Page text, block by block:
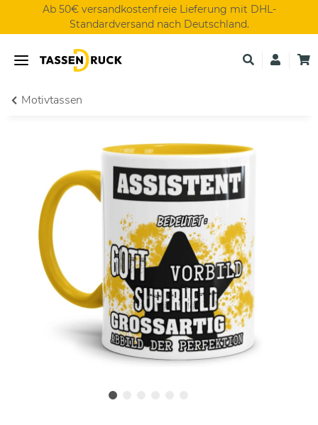
Ab 50€ versandkostenfreie Lieferung mit DHL-
Standardversand nach Deutschland.
Motivtassen